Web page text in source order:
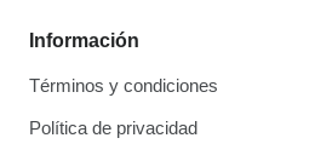
Información
Términos y condiciones
Política de privacidad